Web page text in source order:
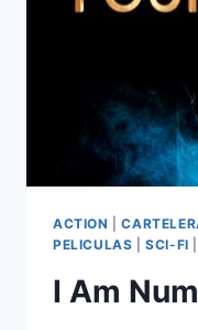
ACTION |
PELICULAS |SCI-FI
I Am